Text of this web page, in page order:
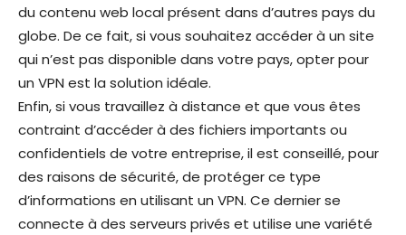
du contenu web local présent dans d’autres pays du
globe. De ce fait, si vous souhaitez accéder à un site
qui n’est pas disponible dans votre pays, opter pour
un VPN est la solution idéale.
Enfin, si vous travaillez à distance et que vous êtes
contraint d’accéder à des fichiers importants ou
confidentiels de votre entreprise, il est conseillé, pour
des raisons de sécurité, de protéger ce type
d’informations en utilisant un VPN. Ce dernier se
connecte à des serveurs privés et utilise une variété